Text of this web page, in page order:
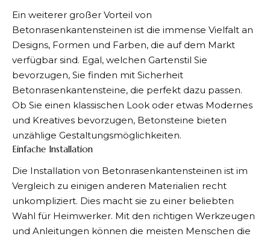
Ein weiterer großer Vorteil von
Betonrasenkantensteinen ist die immense Vielfalt an
Designs, Formen und Farben, die auf dem Markt
verfügbar sind. Egal, welchen Gartenstil Sie
bevorzugen, Sie finden mit Sicherheit
Betonrasenkantensteine, die perfekt dazu passen.
Ob Sie einen klassischen Look oder etwas Modernes
und Kreatives bevorzugen, Betonsteine bieten
unzählige Gestaltungsmöglichkeiten.
Einfache Installation
Die Installation von Betonrasenkantensteinen ist im
Vergleich zu einigen anderen Materialien recht
unkompliziert. Dies macht sie zu einer beliebten
Wahl für Heimwerker. Mit den richtigen Werkzeugen
und Anleitungen können die meisten Menschen die